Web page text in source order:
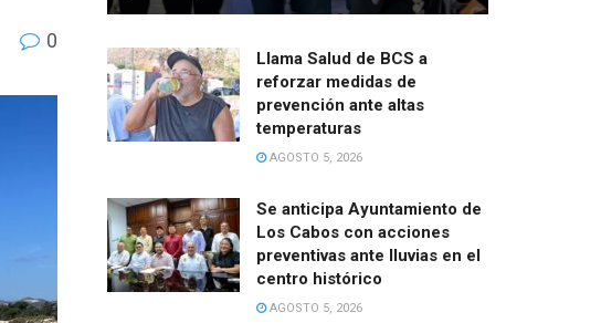
0
Llama Salud de BCS a
reforzar medidas de
prevención ante altas
temperaturas
AGOSTO 5, 2026
Se anticipa Ayuntamiento de
Los Cabos con acciones
preventivas ante lluvias en el
centro histórico
AGOSTO 5, 2026